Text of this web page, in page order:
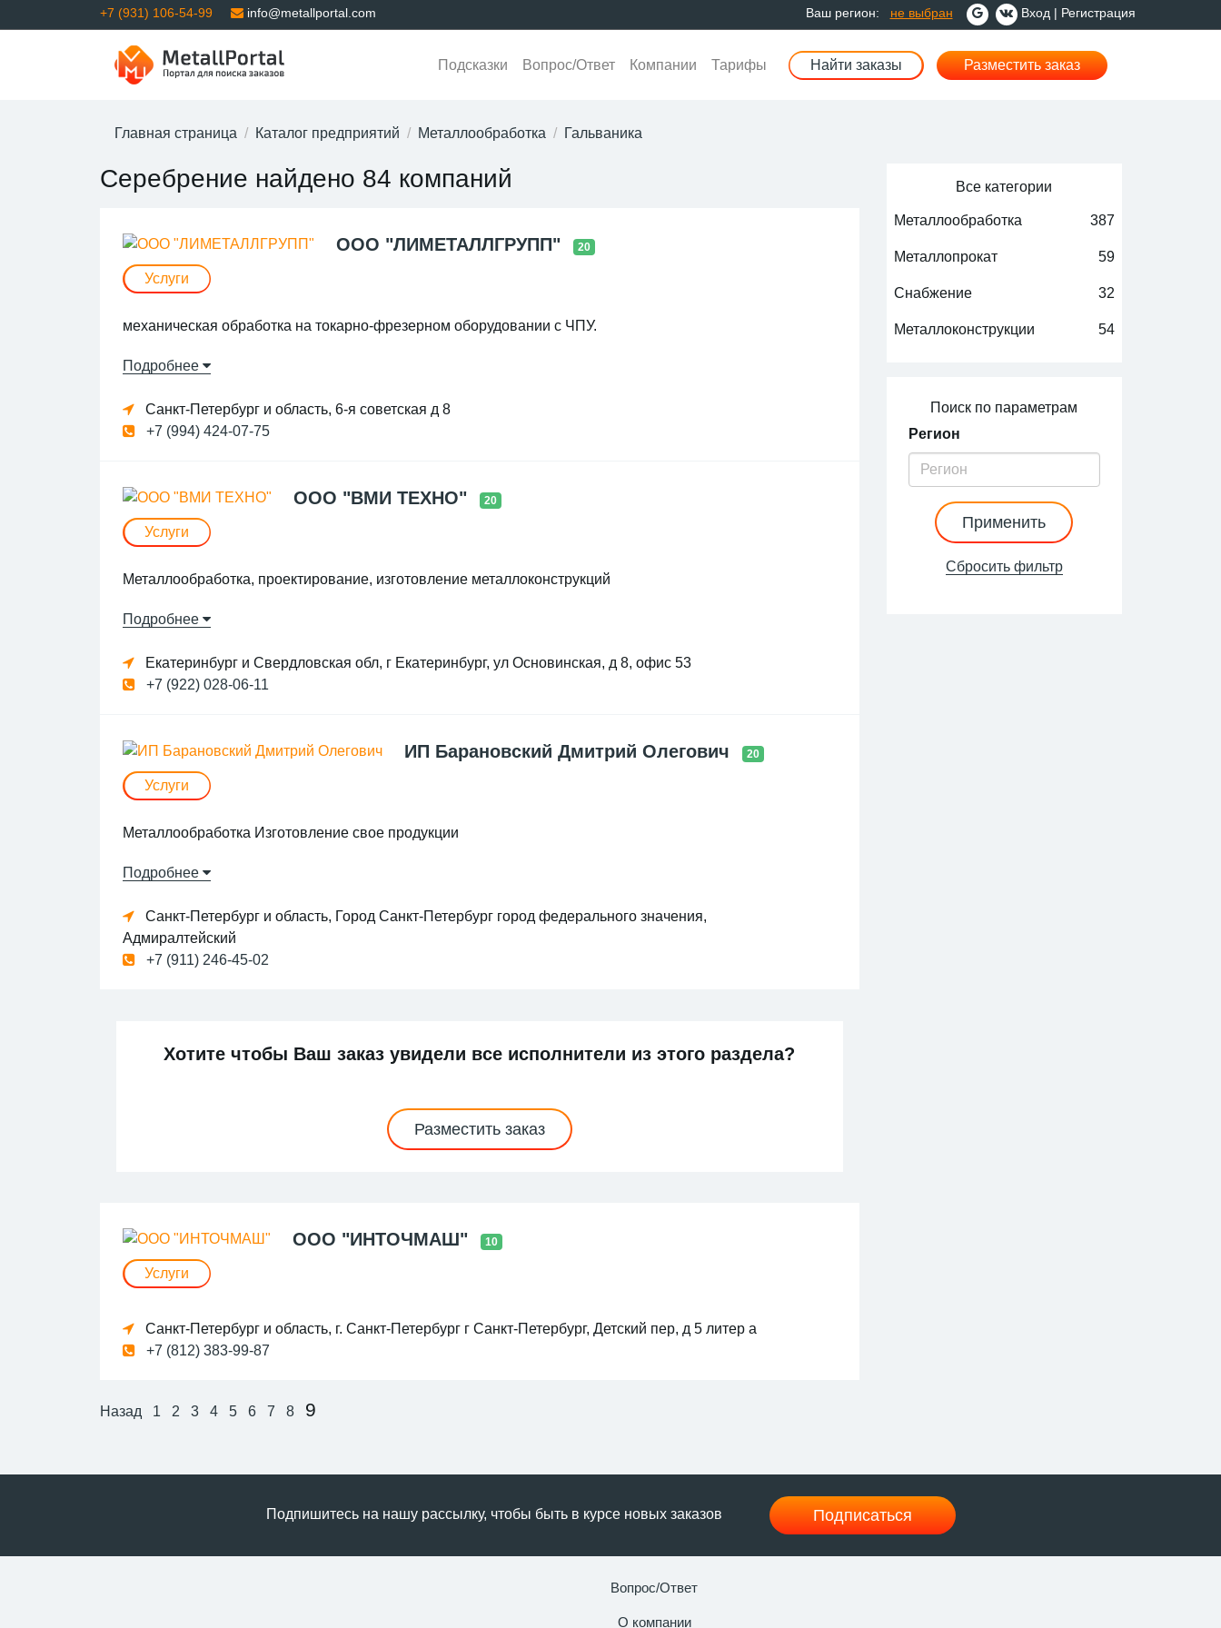
+7 (931) 106-54-99 info@metallportal.com Ваш регион: не выбран Вход | Регистрация
Подсказки Вопрос/Ответ Компании Тарифы Найти заказы Разместить заказ
Главная страница Каталог предприятий Металлообработка Гальваника
Серебрение найдено 84 компаний
ООО "ЛИМЕТАЛЛГРУПП" 20
Услуги
механическая обработка на токарно-фрезерном оборудовании с ЧПУ.
Карусельная обработка ЧПУ до 2,3 м, универсальная до 5 м
универсалы ток и фре
гальваническое покрытие
Подробнее
Санкт-Петербург и область, 6-я советская д 8
+7 (994) 424-07-75
ООО "ВМИ ТЕХНО" 20
Услуги
Металлообработка, проектирование, изготовление металлоконструкций
Подробнее
Екатеринбург и Свердловская обл, г Екатеринбург, ул Основинская, д 8, офис 53
+7 (922) 028-06-11
ИП Барановский Дмитрий Олегович 20
Услуги
Металлообработка Изготовление свое продукции
Подробнее
Санкт-Петербург и область, Город Санкт-Петербург город федерального значения,
Адмиралтейский
+7 (911) 246-45-02
Хотите чтобы Ваш заказ увидели все исполнители из этого раздела?
Разместить заказ
ООО "ИНТОЧМАШ" 10
Услуги
Санкт-Петербург и область, г. Санкт-Петербург г Санкт-Петербург, Детский пер, д 5 литер а
+7 (812) 383-99-87
Назад 1 2 3 4 5 6 7 8 9
Все категории
Металлообработка 387
Металлопрокат 59
Снабжение 32
Металлоконструкции 54
Поиск по параметрам
Регион
Применить
Сбросить фильтр
Подпишитесь на нашу рассылку, чтобы быть в курсе новых заказов Подписаться
Вопрос/Ответ
О компании